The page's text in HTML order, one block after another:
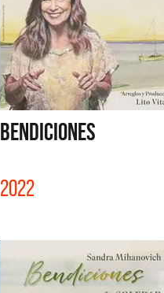
BENDICIONES
2022